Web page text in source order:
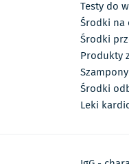
Testy do
Środki na
Środki
Produkty
Środki
Leki